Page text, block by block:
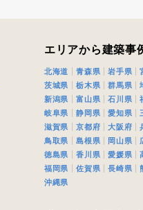
エリアから建築事
北海道 青森県 岩手県
茨城県
栃木県 群馬県
新潟県
富山県 石川県
岐阜県
静岡県 愛知県
滋賀県
京都府 大阪府
鳥取県
島根県 岡山県
徳島県
香川県 愛媛県
福岡県
佐賀県 長崎県
沖縄県